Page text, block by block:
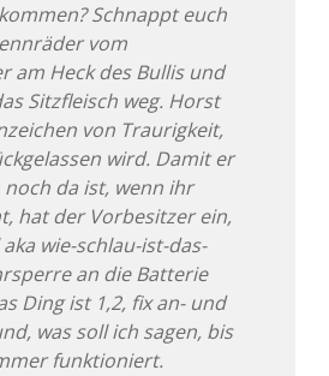
Schnappt euch
vom
am Heck des Bullis und
Sitzfleisch weg. Horst
von Traurigkeit,
wird. Damit er
da ist, wenn ihr
hat der Vorbesitzer ein,
wie-schlau-ist-das-
an die Batterie
Ding ist 1,2, fix an- und
was soll ich sagen, bis
funktioniert.